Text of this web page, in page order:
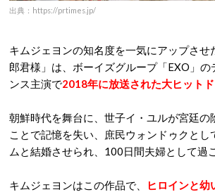
出典：https://prtimes.jp/
キムジェヨンの知名度を一気にアップさ
郎君様」は、ボーイズグループ「EXO」の
ンス主演で2018年に放送された大ヒット
朝鮮時代を舞台に、世子イ・ユルが宮廷の
ことで記憶を失い、庶民ウォンドゥクとし
ムと結婚させられ、100日間夫婦として過
キムジェヨンはこの作品で、
ヒロインと幼